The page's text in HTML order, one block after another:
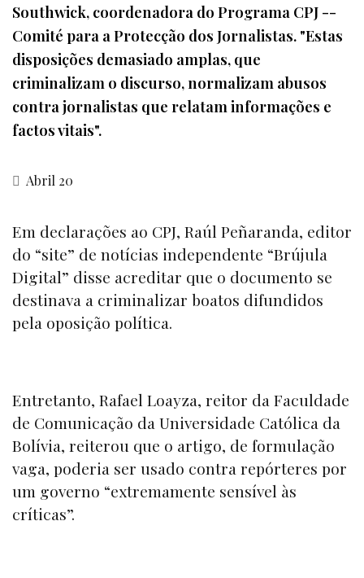
Southwick, coordenadora do Programa CPJ --
Comité para a Protecção dos Jornalistas. "Estas
disposições demasiado amplas, que
criminalizam o discurso, normalizam abusos
contra jornalistas que relatam informações e
factos vitais".
Abril 20
Em declarações ao CPJ, Raúl Peñaranda, editor
do “site” de notícias independente “Brújula
Digital” disse acreditar que o documento se
destinava a criminalizar boatos difundidos
pela oposição política.
Entretanto, Rafael Loayza, reitor da Faculdade
de Comunicação da Universidade Católica da
Bolívia, reiterou que o artigo, de formulação
vaga, poderia ser usado contra repórteres por
um governo “extremamente sensível às
críticas”.